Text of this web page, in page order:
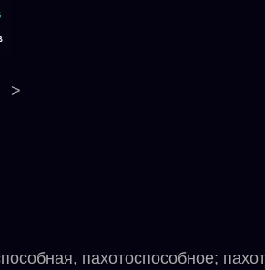
>
пахотоспособное;